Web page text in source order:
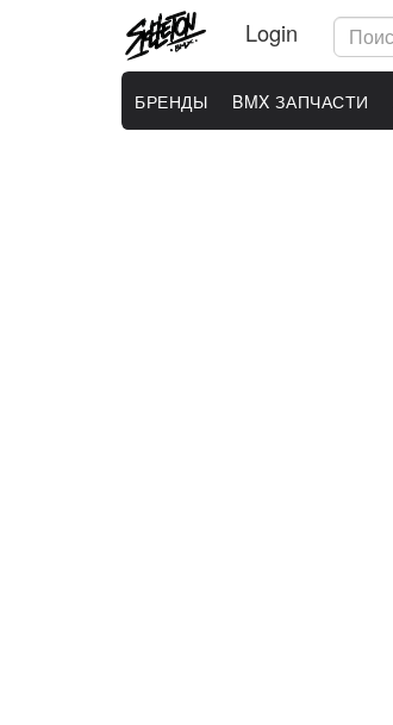
Login
БРЕНДЫ BMX ЗАПЧАСТИ